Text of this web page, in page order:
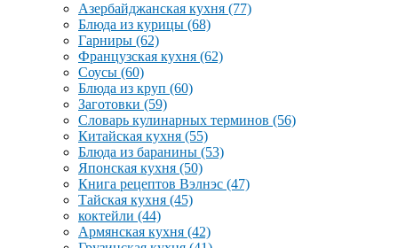
Азербайджанская кухня (77)
Блюда из курицы (68)
Гарниры (62)
Французская кухня (62)
Соусы (60)
Блюда из круп (60)
Заготовки (59)
Словарь кулинарных терминов (56)
Китайская кухня (55)
Блюда из баранины (53)
Японская кухня (50)
Книга рецептов Вэлнэс (47)
Тайская кухня (45)
коктейли (44)
Армянская кухня (42)